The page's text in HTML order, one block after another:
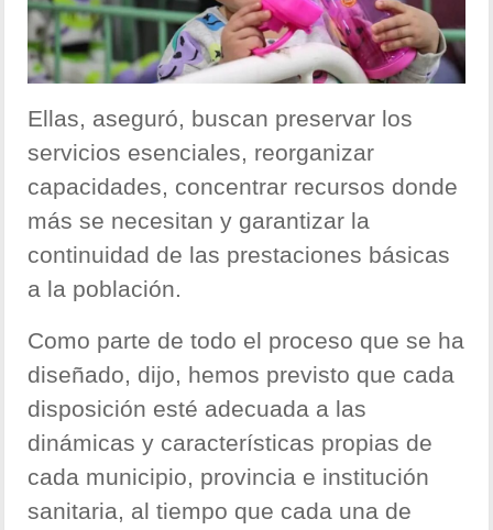
Ellas, aseguró, buscan preservar los
servicios esenciales, reorganizar
capacidades, concentrar recursos donde
más se necesitan y garantizar la
continuidad de las prestaciones básicas
a la población.
Como parte de todo el proceso que se ha
diseñado, dijo, hemos previsto que cada
disposición esté adecuada a las
dinámicas y características propias de
cada municipio, provincia e institución
sanitaria, al tiempo que cada una de